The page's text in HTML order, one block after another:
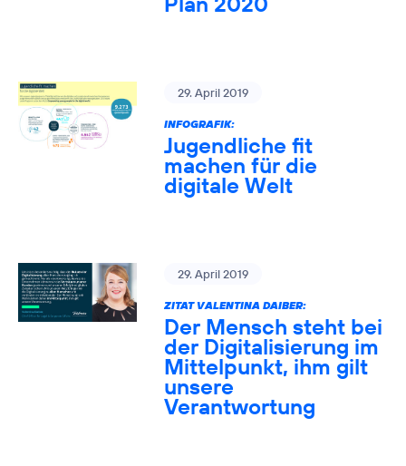
29. April 2019
INFOGRAFIK:
Jugendliche fit
machen für die
digitale Welt
29. April 2019
ZITAT VALENTINA DAIBER:
Der Mensch steht bei
der Digitalisierung im
Mittelpunkt, ihm gilt
unsere
Verantwortung